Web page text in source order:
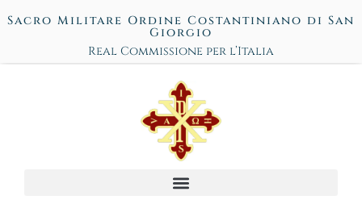
Sacro Militare Ordine Costantiniano di San
Giorgio
Real Commissione per l’Italia